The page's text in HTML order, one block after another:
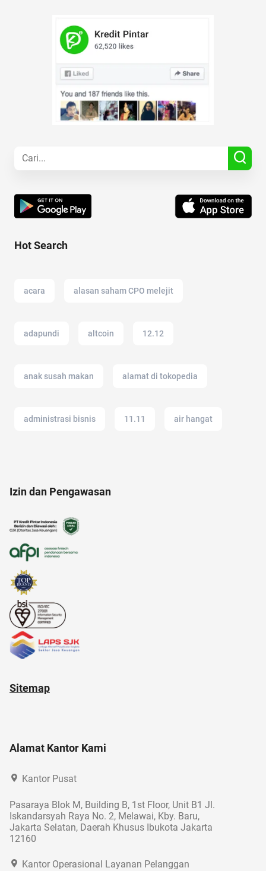
Hot Search
acara alasan saham CPO melejit
adapundi altcoin 12.12
anak susah makan alamat di tokopedia
administrasi bisnis 11.11 air hangat
amazon prime indonesia
american music awards 2021
Izin dan Pengawasan
Sitemap
Alamat Kantor Kami
Kantor Pusat
Pasaraya Blok M, Building B, 1st Floor, Unit B1 Jl.
Iskandarsyah Raya No. 2, Melawai, Kby. Baru,
Jakarta Selatan, Daerah Khusus Ibukota Jakarta
12160
Kantor Operasional Layanan Pelanggan